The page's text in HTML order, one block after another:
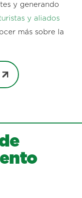
y generando
y aliados
más sobre la